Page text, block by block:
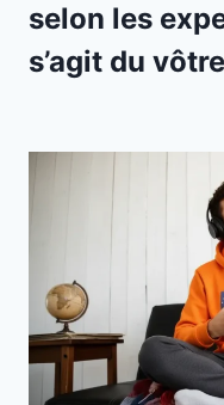
selon les
s’agit du vôtre